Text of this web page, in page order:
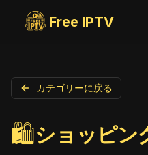
Free IPTV
カテゴリーに戻る
🛍️ショッピン